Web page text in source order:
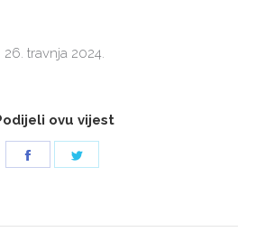
26. travnja 2024.
ovu vijest